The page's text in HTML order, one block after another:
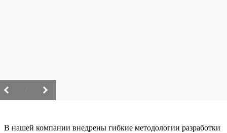
В нашей компании внедрены гибкие методологии разработки